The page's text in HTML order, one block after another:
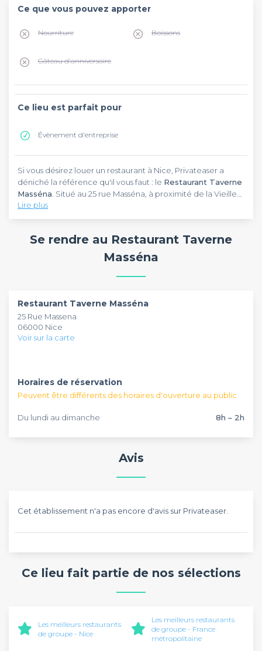
Ce que vous pouvez apporter
Nourriture Boissons
Gâteau d'anniversaire
Ce lieu est parfait pour
Évènement d'entreprise
Si vous désirez louer un restaurant à Nice, Privateaser a
déniché la référence qu'il vous faut : le Restaurant Taverne
Masséna . Situé au 25 rue Masséna, à proximité de la Vieille
Ville, cet établissement ne pourra que vous combler. Vous
souhaitez accueillir un évènement particulier, comme une
commercial ou un cocktail ? L'établissement
gastronomique est aménagé pour les recevoir. Retrouvez
également tous les autres restaurants dans notre top
Un chevalet de conférencier, du matériel de projection et
Restaurant Taverne Masséna, à disposition des invités.
Concernant la capacité maximale, notez que vous pourrez
accueillir jusqu'à 50 invités. Vous devrez en tenir compte
pour définir le style d'évènement que vous pourrez y
Notre site compte plus de 3 000 lieux à réserver, partout en
France, pour offrir à ses clients professionnels un large choix
ainsi qu'un suivi personnalisé. châteaux, mais aussi lofts ou
tous vos évènements professionnels. Il existe forcément un
lieu adapté à vos besoins dans notre sélection de lieux à
Lire plus
Se rendre au Restaurant Taverne
Masséna
Restaurant Taverne Masséna
25 Rue Massena
06000 Nice
Voir sur la carte
Horaires de réservation
Peuvent être différents des horaires d'ouverture au public
Du lundi au dimanche 8h – 2h
Avis
Cet établissement n'a pas encore d'avis sur Privateaser.
Ce lieu fait partie de nos sélections
Les meilleurs restaurants
de groupe - Nice
Les meilleurs restaurants
de groupe - France
métropolitaine